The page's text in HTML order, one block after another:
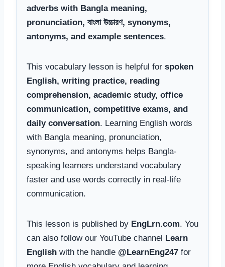
adverbs with Bangla meaning,
pronunciation, বাংলা উচ্চারণ, synonyms,
antonyms, and example sentences.
This vocabulary lesson is helpful for spoken
English, writing practice, reading
comprehension, academic study, office
communication, competitive exams, and
daily conversation. Learning English words
with Bangla meaning, pronunciation,
synonyms, and antonyms helps Bangla-
speaking learners understand vocabulary
faster and use words correctly in real-life
communication.
This lesson is published by EngLrn.com. You
can also follow our YouTube channel
Learn
English with the handle @LearnEng247 for